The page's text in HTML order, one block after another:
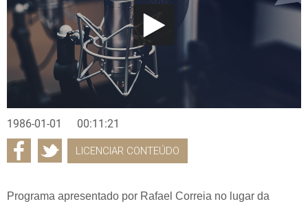
1986-01-01 00:11:21
LICENCIAR CONTEÚDO
Programa apresentado por Rafael Correia no lugar da